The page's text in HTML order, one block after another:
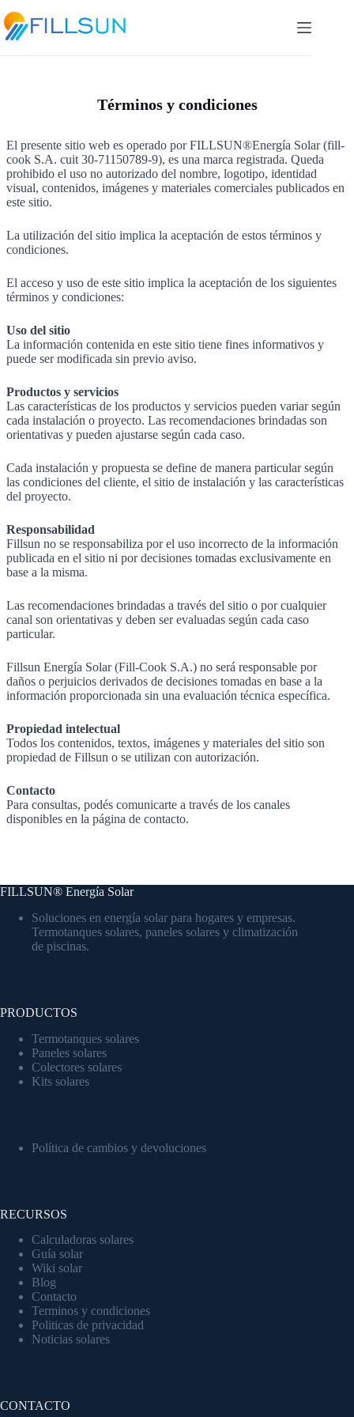
to
content
Términos y condiciones
El presente sitio web es operado por FILLSUN®Energía Solar (fill-
cook S.A. cuit 30-71150789-9), es una marca registrada. Queda
prohibido el uso no autorizado del nombre, logotipo, identidad
visual, contenidos, imágenes y materiales comerciales publicados en
este sitio.
La utilización del sitio implica la aceptación de estos términos y
condiciones.
El acceso y uso de este sitio implica la aceptación de los siguientes
términos y condiciones:
Uso del sitio
La información contenida en este sitio tiene fines informativos y
puede ser modificada sin previo aviso.
Productos y servicios
Las características de los productos y servicios pueden variar según
cada instalación o proyecto. Las recomendaciones brindadas son
orientativas y pueden ajustarse según cada caso.
Cada instalación y propuesta se define de manera particular según
las condiciones del cliente, el sitio de instalación y las características
del proyecto.
Responsabilidad
Fillsun no se responsabiliza por el uso incorrecto de la información
publicada en el sitio ni por decisiones tomadas exclusivamente en
base a la misma.
Las recomendaciones brindadas a través del sitio o por cualquier
canal son orientativas y deben ser evaluadas según cada caso
particular.
Fillsun Energía Solar (Fill-Cook S.A.) no será responsable por
daños o perjuicios derivados de decisiones tomadas en base a la
información proporcionada sin una evaluación técnica específica.
Propiedad intelectual
Todos los contenidos, textos, imágenes y materiales del sitio son
propiedad de Fillsun o se utilizan con autorización.
Contacto
Para consultas, podés comunicarte a través de los canales
disponibles en la página de contacto.
FILLSUN® Energía Solar
Soluciones en energía solar para hogares y empresas.
Termotanques solares, paneles solares y climatización
de piscinas.
PRODUCTOS
Termotanques solares
Paneles solares
Colectores solares
Kits solares
Política de cambios y devoluciones
RECURSOS
Calculadoras solares
Guía solar
Wiki solar
Blog
Contacto
Terminos y condiciones
Politicas de privacidad
Noticias solares
CONTACTO